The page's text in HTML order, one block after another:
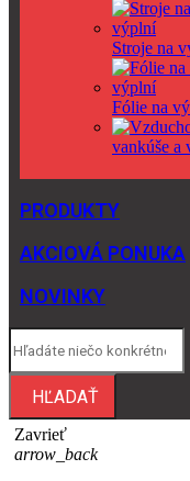
Stroje na
Fólie na
vankúše a
PRODUKTY
AKCIOVÁ PONUKA
NOVINKY
HĽADAŤ
Zavrieť
arrow_back